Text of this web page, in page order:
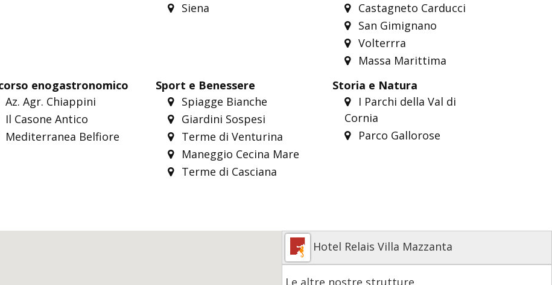
Siena
Castagneto Carducci
San Gimignano
Volterrra
Massa Marittima
enogastronomico
Az. Agr. Chiappini
Il Casone Antico
Mediterranea Belfiore
Sport e Benessere
Spiagge Bianche
Giardini Sospesi
Terme di Venturina
Maneggio Cecina Mare
Terme di Casciana
Storia e Natura
I Parchi della Val di
Cornia
Parco Gallorose
Hotel Relais Villa Mazzanta
Le altre nostre strutture